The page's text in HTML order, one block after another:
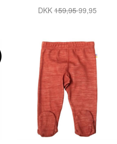
DKK159,9599,95